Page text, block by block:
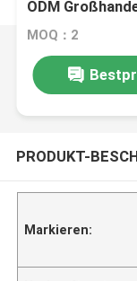
ODM
Gaming
MOQ：2
PRODUKT-
Markieren: